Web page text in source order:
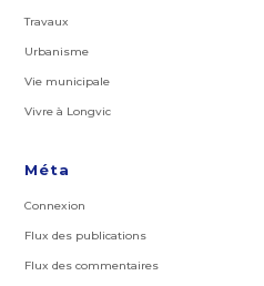
Travaux
Urbanisme
Vie municipale
Vivre à Longvic
Méta
Connexion
Flux des publications
Flux des commentaires